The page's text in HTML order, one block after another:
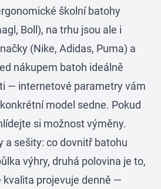
školní batohy
Boll), na trhu jsou ale i
(Nike, Adidas, Puma) a
nákupem batoh ideálně
— internetové parametry vám
model sedne. Pokud
si možnost výměny.
a sešity: co dovnitř batohu
výhry, druhá polovina je to,
kvalita projevuje denně —